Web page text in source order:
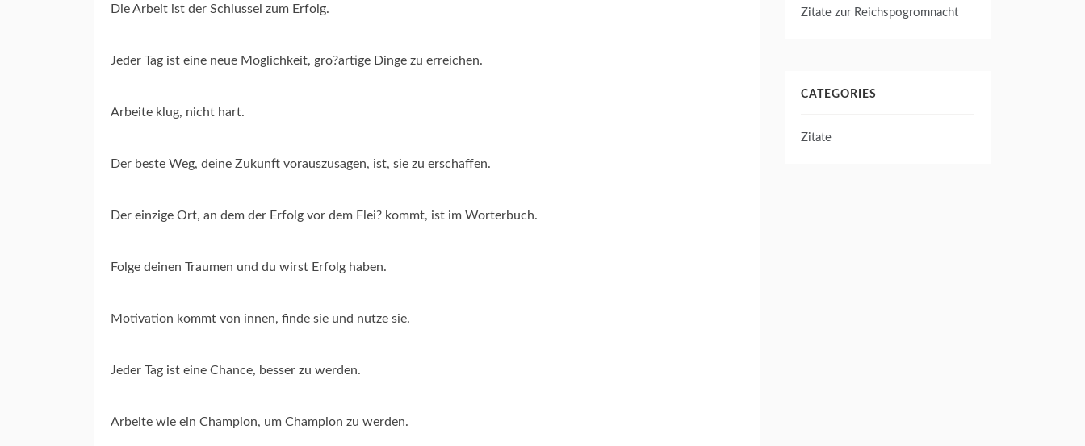
Die Arbeit ist der Schlussel zum Erfolg.
Jeder Tag ist eine neue Moglichkeit, gro?artige Dinge zu erreichen.
Arbeite klug, nicht hart.
Der beste Weg, deine Zukunft vorauszusagen, ist, sie zu erschaffen.
Der einzige Ort, an dem der Erfolg vor dem Flei? kommt, ist im Worterbuch.
Folge deinen Traumen und du wirst Erfolg haben.
Motivation kommt von innen, finde sie und nutze sie.
Jeder Tag ist eine Chance, besser zu werden.
Arbeite wie ein Champion, um Champion zu werden.
Zitate zur Reichspogromnacht
CATEGORIES
Zitate